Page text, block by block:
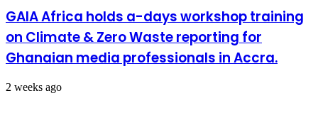
GAIA Africa holds a-days workshop training
on Climate & Zero Waste reporting for
Ghanaian media professionals in Accra.
2 weeks ago